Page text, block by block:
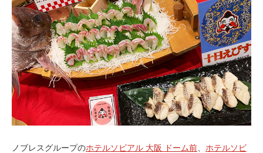
ノブレスグループのホテルソビアル 大阪 ドーム前
ホテルソビ